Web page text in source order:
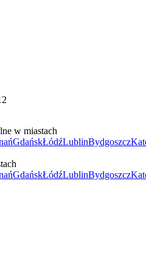
w miastach
GdańskŁódźLublinBydgoszcz
GdańskŁódźLublinBydgoszcz